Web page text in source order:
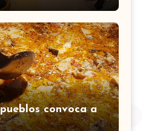
convoca a